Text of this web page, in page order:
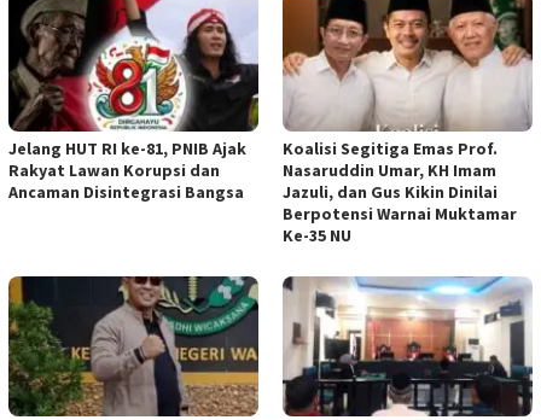
Jelang HUT RI ke-81, PNIB Ajak
Rakyat Lawan Korupsi dan
Ancaman Disintegrasi Bangsa
Koalisi Segitiga Emas Prof.
Nasaruddin Umar, KH Imam
Jazuli, dan Gus Kikin Dinilai
Berpotensi Warnai Muktamar
Ke-35 NU